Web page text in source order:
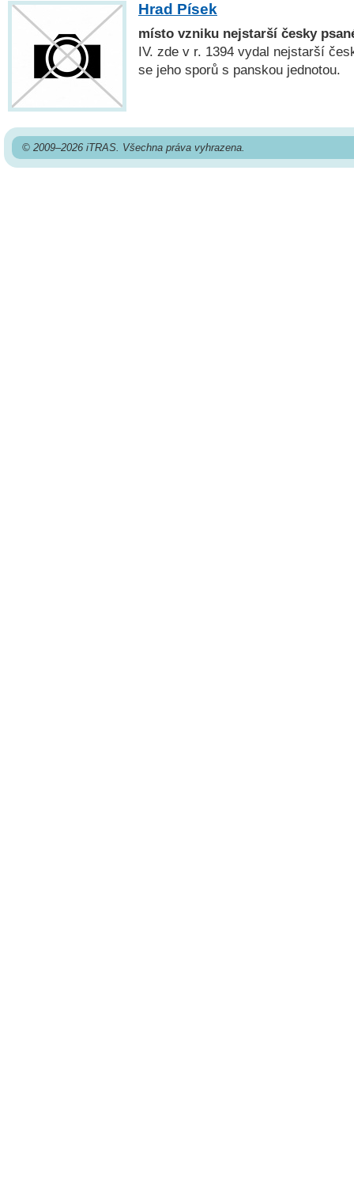
Hrad Písek
místo vzniku nejstarší česky
IV. zde v r. 1394 vydal nejstarší
se jeho sporů s panskou jednotou.
© 2009–2026 iTRAS. Všechna práva vyhrazena.